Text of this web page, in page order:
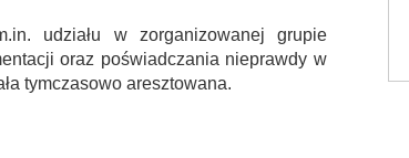
udziału w zorganizowanej grupie
oraz poświadczania nieprawdy w
tymczasowo aresztowana.